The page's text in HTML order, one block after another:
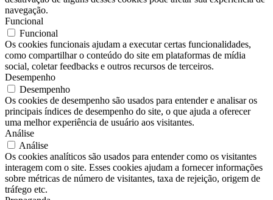
navegação.
Funcional
Funcional
Os cookies funcionais ajudam a executar certas funcionalidades,
como compartilhar o conteúdo do site em plataformas de mídia
social, coletar feedbacks e outros recursos de terceiros.
Desempenho
Desempenho
Os cookies de desempenho são usados ​​para entender e analisar os
principais índices de desempenho do site, o que ajuda a oferecer
uma melhor experiência de usuário aos visitantes.
Análise
Análise
Os cookies analíticos são usados ​​para entender como os visitantes
interagem com o site. Esses cookies ajudam a fornecer informações
sobre métricas de número de visitantes, taxa de rejeição, origem de
tráfego etc.